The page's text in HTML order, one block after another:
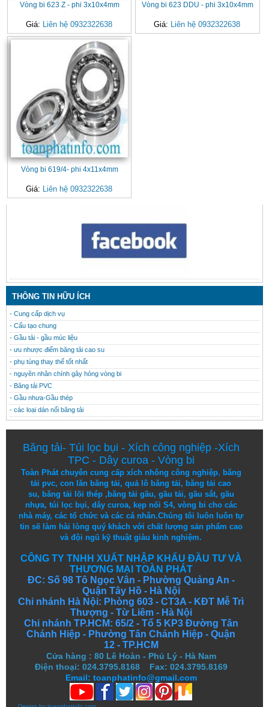
Vòng bi 623 Z - phi 3x10x4mm
Giá: Liên hệ 0932322638
Vòng bi 623 DDU - phi 3x10x4mm
Giá: Liên hệ 0932322638
Vòng bi 619/4- phi 4x11x4mm
Giá: Liên hệ 0932322638
THÔNG TIN HỮU ÍCH
- Cung cấp dịch vụ
- Cấu tạo chung
- Gầu tải - gầu múc liệu
- ưu nhược điểm băng tải cao su
- phụ tùng thay thế tốt nhất
- nguyên nhân chính gây hỏng vòng bi
- Băng tải PVC
- Gầu nhưa-Gầu thép
- các loại dán nối băng tải
Băng tải- Túi lọc bụi - Xích công nghiệp-Xích
TPC - Dây curoa- Vòng bi
Toàn Phát chuyên cung cấp xích nhông công nghiệp, băng
tải pvc,con lăn băng tải,quả lô băng tải, băng tải cao
su, băng tải lõi thép, băng tải gầu, gầu tải, gầu sắt, gầu
nhựa, túi lọc bụi, dây curoa, kẹp nối S4, vòng bi cho các
nhà máy, các tổ chức và các cá nhân.Chúng tôi luôn luôn tự
tin sẽ làm hài lòng quý khách với chất lượng sảnphẩm cao
vàđội ngũ kỹ thuậtgiàu kinh nghiệm.
CÔNG TY TNHH XUẤT NHẬP KHẨU ĐẦU TƯ VÀ
THƯƠNG MẠI TOÀN PHÁT
ĐC: Số 98 Tô Ngọc Vân - Phường Quảng An -
Quận Tây Hồ - Hà Nội
Chi nhánh Hà Nội: Phòng 603 - CT3A - KĐT Mễ Trì
Thượng - Từ Liêm - Hà Nội
Chi nhánh TP.HCM: 65/2 - Tổ 5 KP3 Đường Tân
Chánh Hiệp - Phường Tân Chánh Hiệp - Quận
12 - TP.HCM
Cửa hàng : 80 Lê Hoàn - Phủ Lý - Hà Nam
Điện thoại: 024.3795.8168 Fax: 024.3795.8169
Email: toanphatinfo@gmail.com